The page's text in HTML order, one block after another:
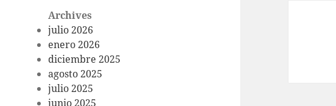
Archives
julio 2026
enero 2026
diciembre 2025
agosto 2025
julio 2025
junio 2025